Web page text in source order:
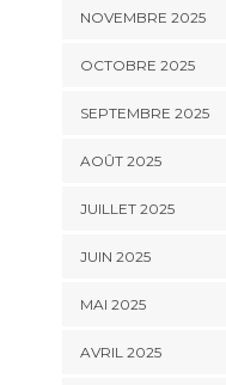
NOVEMBRE 2025
OCTOBRE 2025
SEPTEMBRE 2025
AOÛT 2025
JUILLET 2025
JUIN 2025
MAI 2025
AVRIL 2025